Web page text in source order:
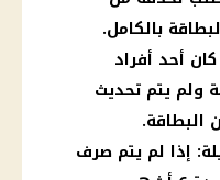
بالكامل.
أحد أفراد
ولم يتم تحديث
البطاقة.
إذا لم يتم صرف